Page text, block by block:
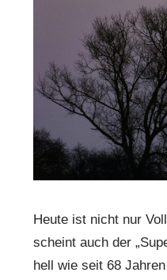
Heute ist nicht nur
scheint auch der
hell wie seit 68